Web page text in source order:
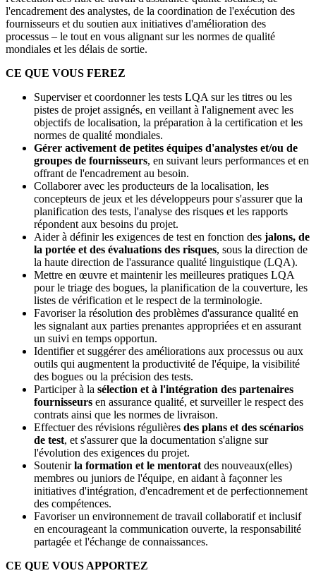
l'encadrement des analystes, de la coordination de l'exécution des
fournisseurs et du soutien aux initiatives d'amélioration des
processus – le tout en vous alignant sur les normes de qualité
mondiales et les délais de sortie.
CE QUE VOUS FEREZ
Superviser et coordonner les tests LQA sur les titres ou les
pistes de projet assignés, en veillant à l'alignement avec les
objectifs de localisation, la préparation à la certification et les
normes de qualité mondiales.
Gérer activement de petites équipes d'analystes et/ou de
groupes de fournisseurs, en suivant leurs performances et en
offrant de l'encadrement au besoin.
Collaborer avec les producteurs de la localisation, les
concepteurs de jeux et les développeurs pour s'assurer que la
planification des tests, l'analyse des risques et les rapports
répondent aux besoins du projet.
Aider à définir les exigences de test en fonction des jalons, de
la portée et des évaluations des risques, sous la direction de
la haute direction de l'assurance qualité linguistique (LQA).
Mettre en œuvre et maintenir les meilleures pratiques LQA
pour le triage des bogues, la planification de la couverture, les
listes de vérification et le respect de la terminologie.
Favoriser la résolution des problèmes d'assurance qualité en
les signalant aux parties prenantes appropriées et en assurant
un suivi en temps opportun.
Identifier et suggérer des améliorations aux processus ou aux
outils qui augmentent la productivité de l'équipe, la visibilité
des bogues ou la précision des tests.
Participer à la sélection et à l'intégration des partenaires
fournisseurs en assurance qualité, et surveiller le respect des
contrats ainsi que les normes de livraison.
Effectuer des révisions régulières des plans et des scénarios
de test, et s'assurer que la documentation s'aligne sur
l'évolution des exigences du projet.
Soutenirla formation et le mentorat des nouveaux(elles)
membres ou juniors de l'équipe, en aidant à façonner les
initiatives d'intégration, d'encadrement et de perfectionnement
des compétences.
Favoriser un environnement de travail collaboratif et inclusif
en encourageant la communication ouverte, la responsabilité
partagée et l'échange de connaissances.
CE QUE VOUS APPORTEZ